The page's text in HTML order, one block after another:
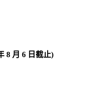
8 月 6 日截止)